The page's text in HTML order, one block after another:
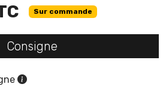
Sur commande
Consigne